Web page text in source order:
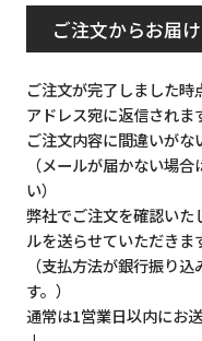
ご注文からお届
ご注文が完了しました
アドレス宛に返信されま
ご注文内容に間違いがな
（メールが届かない場
い）
弊社でご注文を確認いた
ルを送らせていただきま
（支払方法が銀行振り
す。）
通常は1営業日以内にお